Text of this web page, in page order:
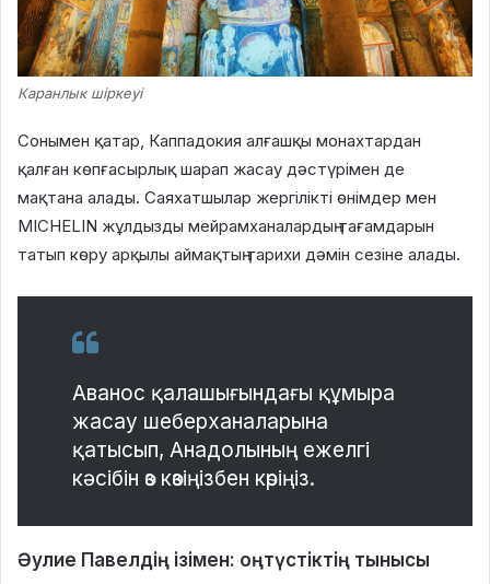
Каранлык шіркеуі
Сонымен қатар, Каппадокия алғашқы монахтардан
қалған көпғасырлық шарап жасау дәстүрімен де
мақтана алады. Саяхатшылар жергілікті өнімдер мен
MICHELIN жұлдызды мейрамханалардың тағамдарын
татып көру арқылы аймақтың тарихи дәмін сезіне алады.
Аванос қалашығындағы құмыра
жасау шеберханаларына
қатысып, Анадолының ежелгі
кәсібін өз көзіңізбен көріңіз.
Әулие Павелдің ізімен: оңтүстіктің тынысы